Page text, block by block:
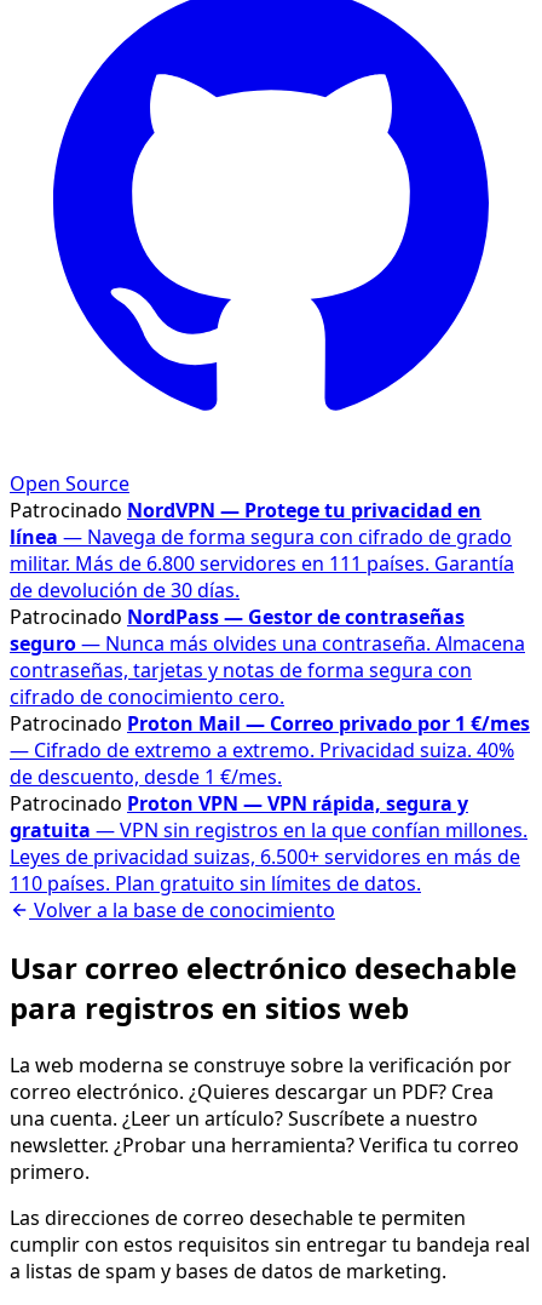
Open Source
Patrocinado NordVPN — Protege tu privacidad en
línea — Navega de forma segura con cifrado de grado
militar. Más de 6.800 servidores en 111 países. Garantía
de devolución de 30 días.
Patrocinado NordPass — Gestor de contraseñas
seguro— Nunca más olvides una contraseña. Almacena
contraseñas, tarjetas y notas de forma segura con
cifrado de conocimiento cero.
Patrocinado Proton Mail — Correo privado por 1 €/mes
— Cifrado de extremo a extremo. Privacidad suiza. 40%
de descuento, desde 1 €/mes.
Patrocinado Proton VPN — VPN rápida, segura y
gratuita — VPN sin registros en la que confían millones.
Leyes de privacidad suizas, 6.500+ servidores en más de
110 países. Plan gratuito sin límites de datos.
Volver a la base de conocimiento
Usar correo electrónico desechable
para registros en sitios web
La web moderna se construye sobre la verificación por
correo electrónico. ¿Quieres descargar un PDF? Crea
una cuenta. ¿Leer un artículo? Suscríbete a nuestro
newsletter. ¿Probar una herramienta? Verifica tu correo
primero.
Las direcciones de correo desechable te permiten
cumplir con estos requisitos sin entregar tu bandeja real
a listas de spam y bases de datos de marketing.